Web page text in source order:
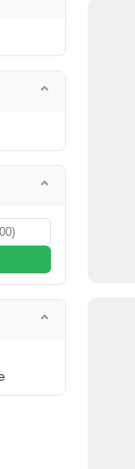
⌄
⌄
⌄